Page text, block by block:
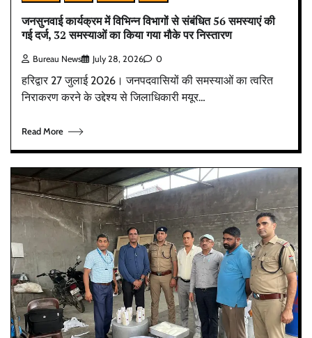
जनसुनवाई कार्यक्रम में विभिन्न विभागों से संबंधित 56 समस्याएं की
गई दर्ज, 32 समस्याओं का किया गया मौके पर निस्तारण
Bureau News July 28, 2026 0
हरिद्वार 27 जुलाई 2026। जनपदवासियों की समस्याओं का त्वरित
निराकरण करने के उद्देश्य से जिलाधिकारी मयूर…
Read More